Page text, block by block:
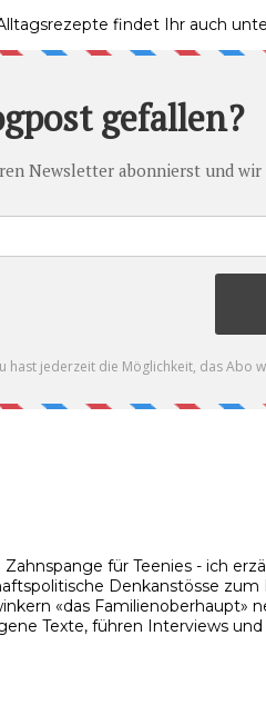
findet Ihr auch
für Teenies - ich
Denkanstösse
«das Familienoberhaupt»
Texte, führen Interviews